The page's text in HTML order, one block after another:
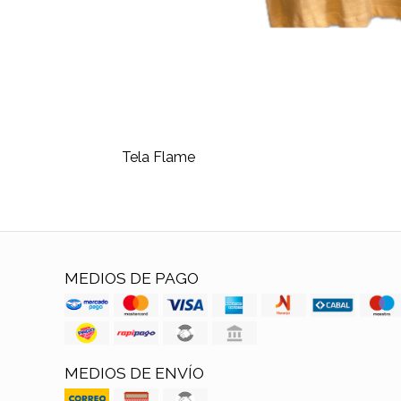
Tela Flame
MEDIOS DE PAGO
MEDIOS DE ENVÍO